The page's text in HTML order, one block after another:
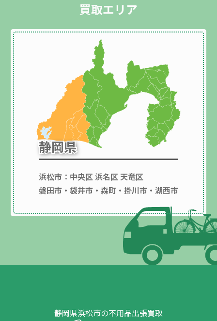
買取エリア
静岡県
静岡県
浜松市：中央区 浜名区 天竜区
磐田市・袋井市・森町・掛川市・湖西市
静岡県浜松市の不用品出張買取